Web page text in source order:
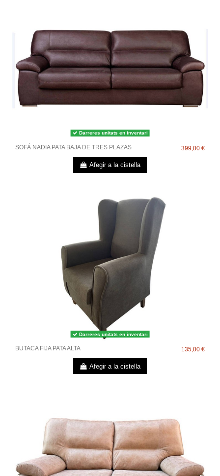
Darreres unitats en inventari
SOFÁ NADIA PATA BAJA DE TRES PLAZAS 399,00 €
Afegir a la cistella
Darreres unitats en inventari
BUTACA FIJA PATA ALTA 135,00 €
Afegir a la cistella